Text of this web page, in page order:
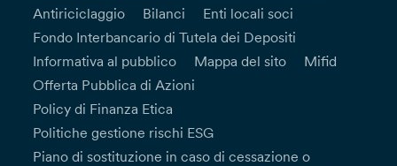
Antiriciclaggio
Bilanci
Enti locali soci
Fondo Interbancario di Tutela dei Depositi
Informativa al pubblico
Mappa del sito
Mifid
Offerta Pubblica di Azioni
Policy di Finanza Etica
Politiche gestione rischi ESG
Piano di sostituzione in caso di cessazione o